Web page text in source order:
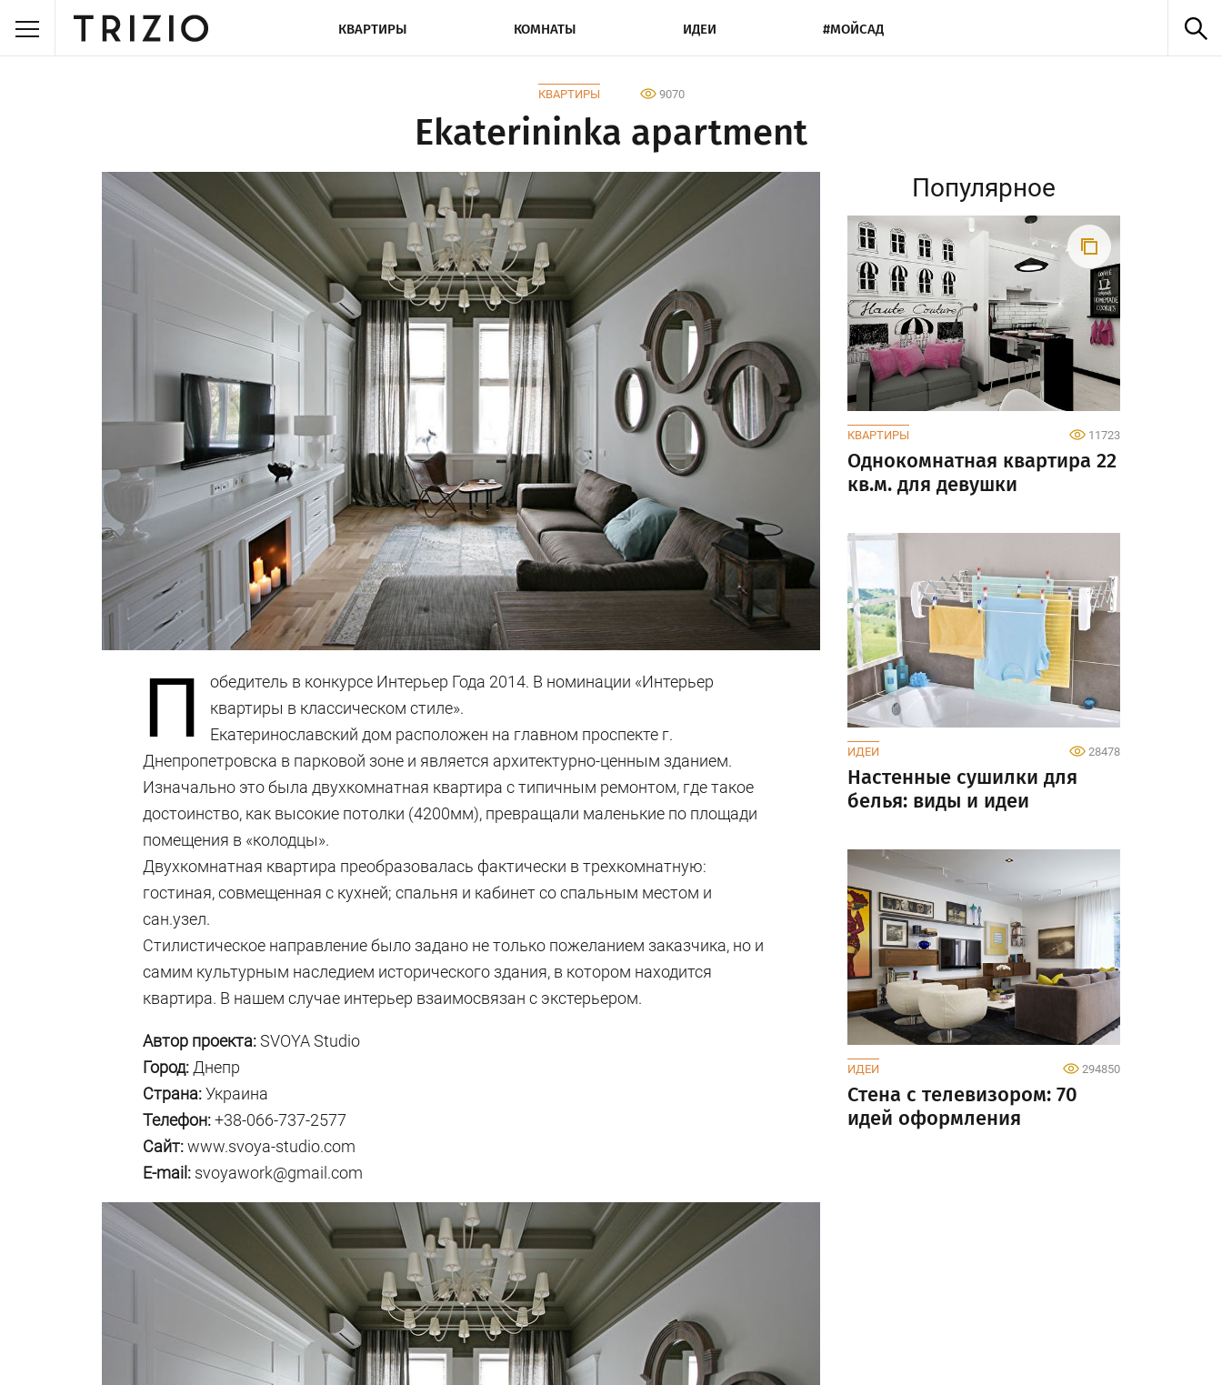
КВАРТИРЫ КОМНАТЫ ИДЕИ #МОЙСАД
КВАРТИРЫ 9070
Ekaterininka apartment
П
обедитель в конкурсе Интерьер Года 2014. В номинации «Интерьер
квартиры в классическом стиле».
Екатеринославский дом расположен на главном проспекте г.
Днепропетровска в парковой зоне и является архитектурно-ценным зданием.
Изначально это была двухкомнатная квартира с типичным ремонтом, где такое
достоинство, как высокие потолки (4200мм), превращали маленькие по площади
помещения в «колодцы».
Двухкомнатная квартира преобразовалась фактически в трехкомнатную:
гостиная, совмещенная с кухней; спальня и кабинет со спальным местом и
сан.узел.
Стилистическое направление было задано не только пожеланием заказчика, но и
самим культурным наследием исторического здания, в котором находится
квартира. В нашем случае интерьер взаимосвязан с экстерьером.
Автор проекта:SVOYA Studio
Город: Днепр
Страна:Украина
Телефон:+38-066-737-2577
Сайт:www.svoya-studio.com
E-mail: svoyawork@gmail.com
Популярное
КВАРТИРЫ 11723
Однокомнатная квартира 22
кв.м. для девушки
ИДЕИ 28478
Настенные сушилки для
белья: виды и идеи
ИДЕИ 294850
Стена с телевизором: 70
идей оформления